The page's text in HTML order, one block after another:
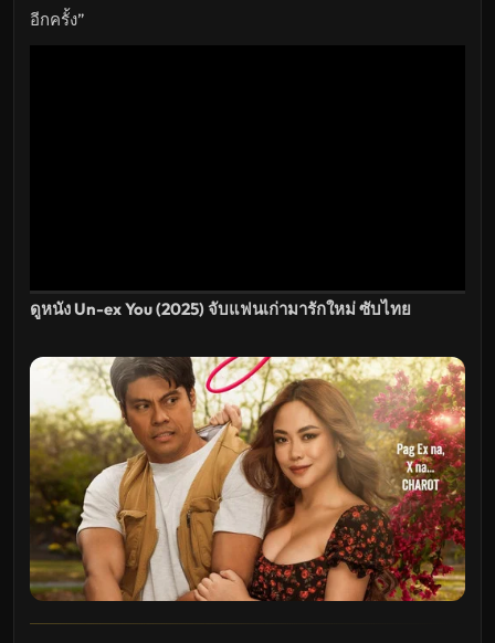
อีกครั้ง”
ดูหนัง Un-ex You (2025) จับแฟนเก่ามารักใหม่ ซับไทย